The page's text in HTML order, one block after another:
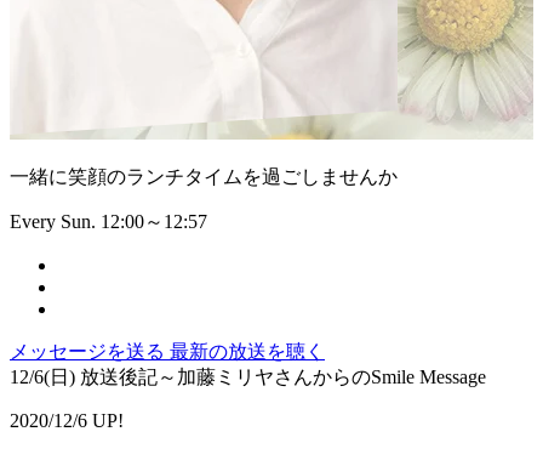
一緒に笑顔のランチタイムを過ごしませんか
Every Sun. 12:00～12:57
メッセージを送る 最新の放送を聴く
12/6(日) 放送後記～加藤ミリヤさんからのSmile Message
2020/12/6 UP!